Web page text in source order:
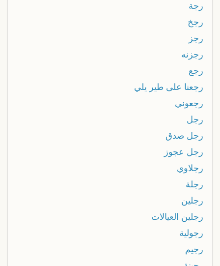
رجة
رجخ
رجز
رجزنه
رجع
رجعنا على طير يلي
رجعوني
رجل
رجل صدق
رجل عجوز
رجلاوي
رجلة
رجلين
رجلين العيالات
رجولية
رجيم